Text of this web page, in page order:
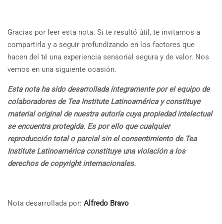
Gracias por leer esta nota. Si te resultó útil, te invitamos a
compartirla y a seguir profundizando en los factores que
hacen del té una experiencia sensorial segura y de valor. Nos
vemos en una siguiente ocasión.
Esta nota ha sido desarrollada íntegramente por el equipo de
colaboradores de Tea Institute Latinoamérica y constituye
material original de nuestra autoría cuya propiedad intelectual
se encuentra protegida. Es por ello que cualquier
reproducción total o parcial sin el consentimiento de Tea
Institute Latinoamérica constituye una violación a los
derechos de copyright internacionales.
Nota desarrollada por: Alfredo Bravo